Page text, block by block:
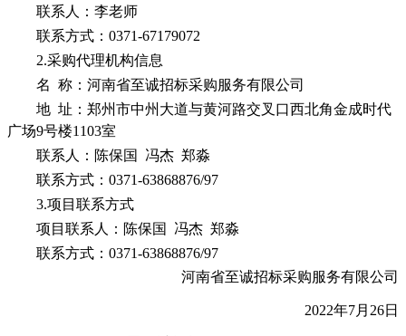
联系人：李老师
联系方式： 0371-67179072
2.采购代理机构信息
名 称：河南省至诚招标采购服务有限公司
地 址：郑州市中州大道与黄河路交叉口西北角金成时代
广场9号楼1103室
联系人：陈保国
冯杰 郑淼
联系方式： 0371-63868876/97
3.项目联系方式
项目联系人：陈保国
冯杰 郑淼
联系方式： 0371-63868876/97
河南省至诚招标采购服务有限公司
2022年7月 26日